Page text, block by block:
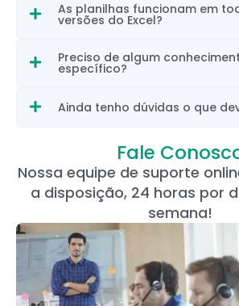
As planilhas funcionam em
versões do Excel?
Preciso de algum
específico?
Ainda tenho dúvidas o que
Fale
Nossa equipe de suporte
a disposição, 24 horas por
semana!